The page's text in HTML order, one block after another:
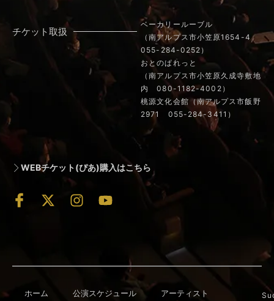
チケット取扱
ベーカリールーブル
（南アルプス市小笠原1654-4
055-284-0252 ）
おとのぱれっと
（南アルプス市小笠原久成寺敷地
内080-1182-4002 ）
桃源文化会館（南アルプス市飯野
2971 055-284-3411 ）
WEBチケット(ぴあ)購入はこちら
ホーム 公演スケジュール アーティスト